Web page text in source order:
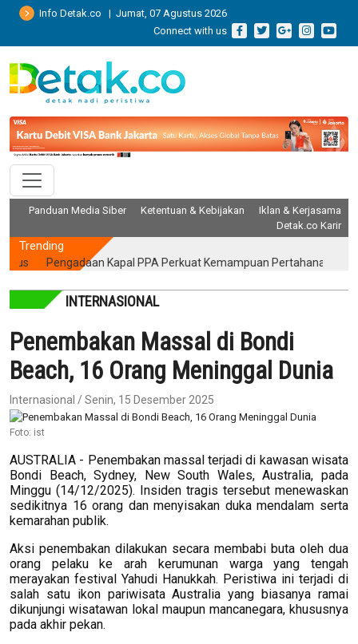
Info Detak.co | Jumat, 07 Agustus 2026
Connect with us
Panduan Media Siber Ketentuan & Kebijakan
Iklan & Kerjasama
Detak.co Karir
Trending
Pengadaan Kapal PPA Perkuat Kemampuan Pertahanan Udara
INTERNASIONAL
Penembakan Massal di Bondi
Beach, 16 Orang Meninggal Dunia
Internasional / Senin, 15 Desember 2025
Foto: ist
AUSTRALIA - Penembakan massal terjadi di kawasan wisata
Bondi Beach, Sydney, New South Wales, Australia, pada
Minggu (14/12/2025). Insiden tragis tersebut menewaskan
sedikitnya 16 orang dan menyisakan duka mendalam serta
kemarahan publik.
Aksi penembakan dilakukan secara membabi buta oleh dua
orang pelaku ke arah kerumunan warga yang tengah
merayakan festival Yahudi Hanukkah. Peristiwa ini terjadi di
salah satu ikon pariwisata Australia yang biasanya ramai
dikunjungi wisatawan lokal maupun mancanegara, khususnya
pada akhir pekan.